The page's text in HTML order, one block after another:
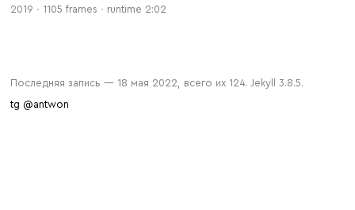
2019 ∙ 1105 frames ∙ runtime 2:02
Последняя запись — 18 мая 2022, всего их 124. Jekyll 3.8.5.
tg @antwon